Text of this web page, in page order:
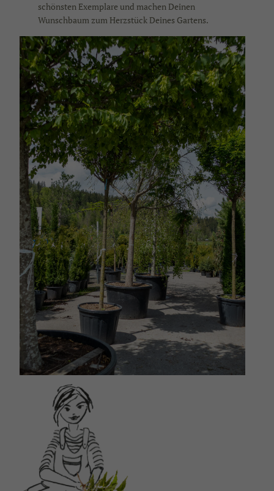
schönsten Exemplare und machen Deinen
Wunschbaum zum Herzstück Deines Gartens.